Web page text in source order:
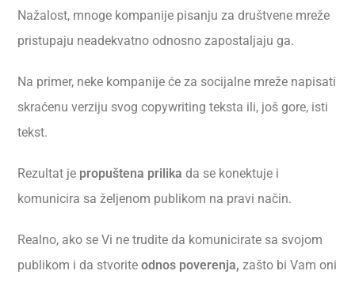
Nažalost, mnoge kompanije pisanju za društvene mreže
pristupaju neadekvatno odnosno zapostaljaju ga.
Na primer, neke kompanije će za socijalne mreže napisati
skraćenu verziju svog copywriting teksta ili, još gore, isti
tekst.
Rezultat je propuštena prilika da se konektuje i
komunicira sa željenom publikom na pravi način.
Realno, ako se Vi ne trudite da komunicirate sa svojom
publikom i da stvoriteodnos poverenja, zašto bi Vam oni